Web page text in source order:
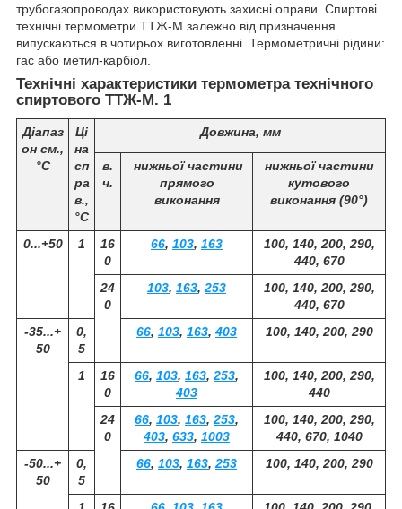
трубогазопроводах використовують захисні оправи. Спиртові
технічні термометри ТТЖ-М залежно від призначення
випускаються в чотирьох виготовленні. Термометричні рідини:
гас або метил-карбіол.
Технічні характеристики термометра технічного
спиртового ТТЖ-М. 1
Діапаз
он см.,
°С
Ці
на
сп
ра
в.,
°С
Довжина, мм
в.
ч.
нижньої частини
прямого
виконання
нижньої частини
кутового
виконання (90°)
0...+50 1
16
0
66, 103, 163
100, 140, 200, 290,
440, 670
24
0
103, 163,253
100, 140, 200, 290,
440, 670
-35...+
50
0,
5
66, 103, 163, 403 100, 140, 200, 290
1
16
0
66, 103, 163,253,
403
100, 140, 200, 290,
440
24
0
66, 103, 163,253,
403, 633, 1003
100, 140, 200, 290,
440, 670, 1040
-50...+
50
0,
5
66, 103, 163,253 100, 140, 200, 290